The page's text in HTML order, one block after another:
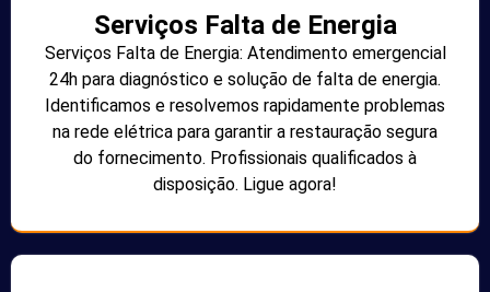
Serviços Falta de Energia
Serviços Falta de Energia: Atendimento emergencial
24h para diagnóstico e solução de falta de energia.
Identificamos e resolvemos rapidamente problemas
na rede elétrica para garantir a restauração segura
do fornecimento. Profissionais qualificados à
disposição. Ligue agora!